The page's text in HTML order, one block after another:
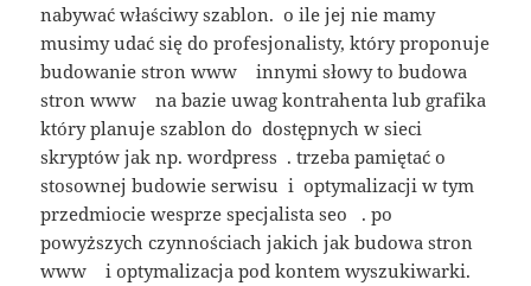
nabywać właściwy szablon. o ile jej nie mamy
musimy udać się do profesjonalisty, który proponuje
budowanie stron www innymi słowy to budowa
stron www na bazie uwag kontrahenta lub grafika
który planuje szablon do dostępnych w sieci
skryptów jak np. wordpress . trzeba pamiętać o
stosownej budowie serwisu i optymalizacji w tym
przedmiocie wesprze specjalista seo . po
powyższych czynnościach jakich jak budowa stron
www i optymalizacja pod kontem wyszukiwarki.